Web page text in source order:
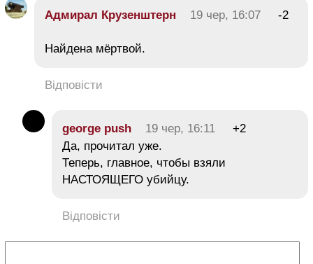
Адмирал Крузенштерн 19 чер, 16:07 -2
Найдена мёртвой.
Відповісти
george push 19 чер, 16:11
+2
Да, прочитал уже.
Теперь, главное, чтобы взяли
НАСТОЯЩЕГО убийцу.
Відповісти